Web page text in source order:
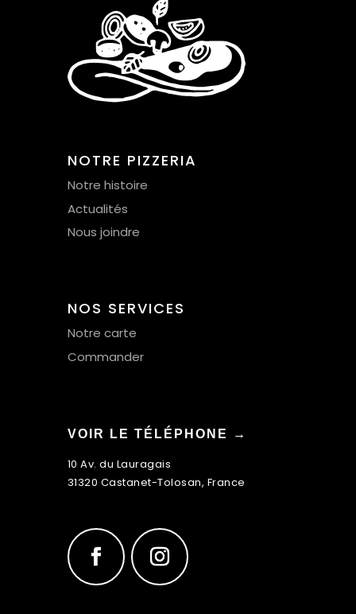
NOTRE PIZZERIA
Notre histoire
Actualités
Nous joindre
NOS SERVICES
Notre carte
Commander
VOIR LE TÉLÉPHONE →
10 Av. du Lauragais
31320 Castanet-Tolosan, France